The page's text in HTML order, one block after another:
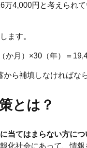
万4,000円と考えられて
ます。
か月）×30（年）＝
ら補填しなければな
とは？
当てはまらない方に
化社会にあって、情